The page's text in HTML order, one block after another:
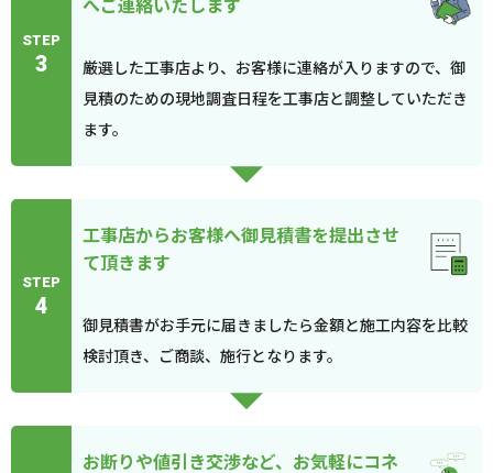
STEP
3
厳選した工事店より、お客様に連絡が入りますので、御
見積のための現地調査日程を工事店と調整していただき
ます。
STEP
4
工事店からお客様へ御見積書を提出させ
て頂きます
御見積書がお手元に届きましたら金額と施工内容を比較
検討頂き、ご商談、施行となります。
お断りや値引き交渉など、お気軽にコネ